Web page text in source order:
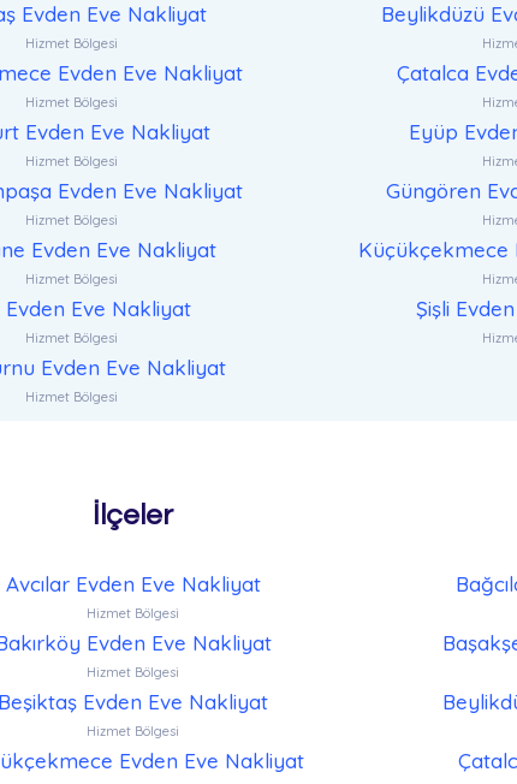
Evden Eve Nakliyat
Hizmet Bölgesi
Evden Eve Nakliyat
Hizmet Bölgesi
Evden Eve Nakliyat
Hizmet Bölgesi
Evden Eve Nakliyat
Hizmet Bölgesi
Evden Eve Nakliyat
Hizmet Bölgesi
Evden Eve Nakliyat
Hizmet Bölgesi
Evden Eve Nakliyat
Hizmet Bölgesi
Beylikdüzü
Çatalca
Eyüp
Güngören
Küçükçekmece
Şişli
İlçeler
Avcılar Evden Eve Nakliyat
Hizmet Bölgesi
Evden Eve Nakliyat
Hizmet Bölgesi
Beşiktaş Evden Eve Nakliyat
Hizmet Bölgesi
Evden Eve Nakliyat